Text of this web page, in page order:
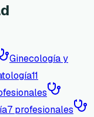
Ginecología y
11
7 profesionales